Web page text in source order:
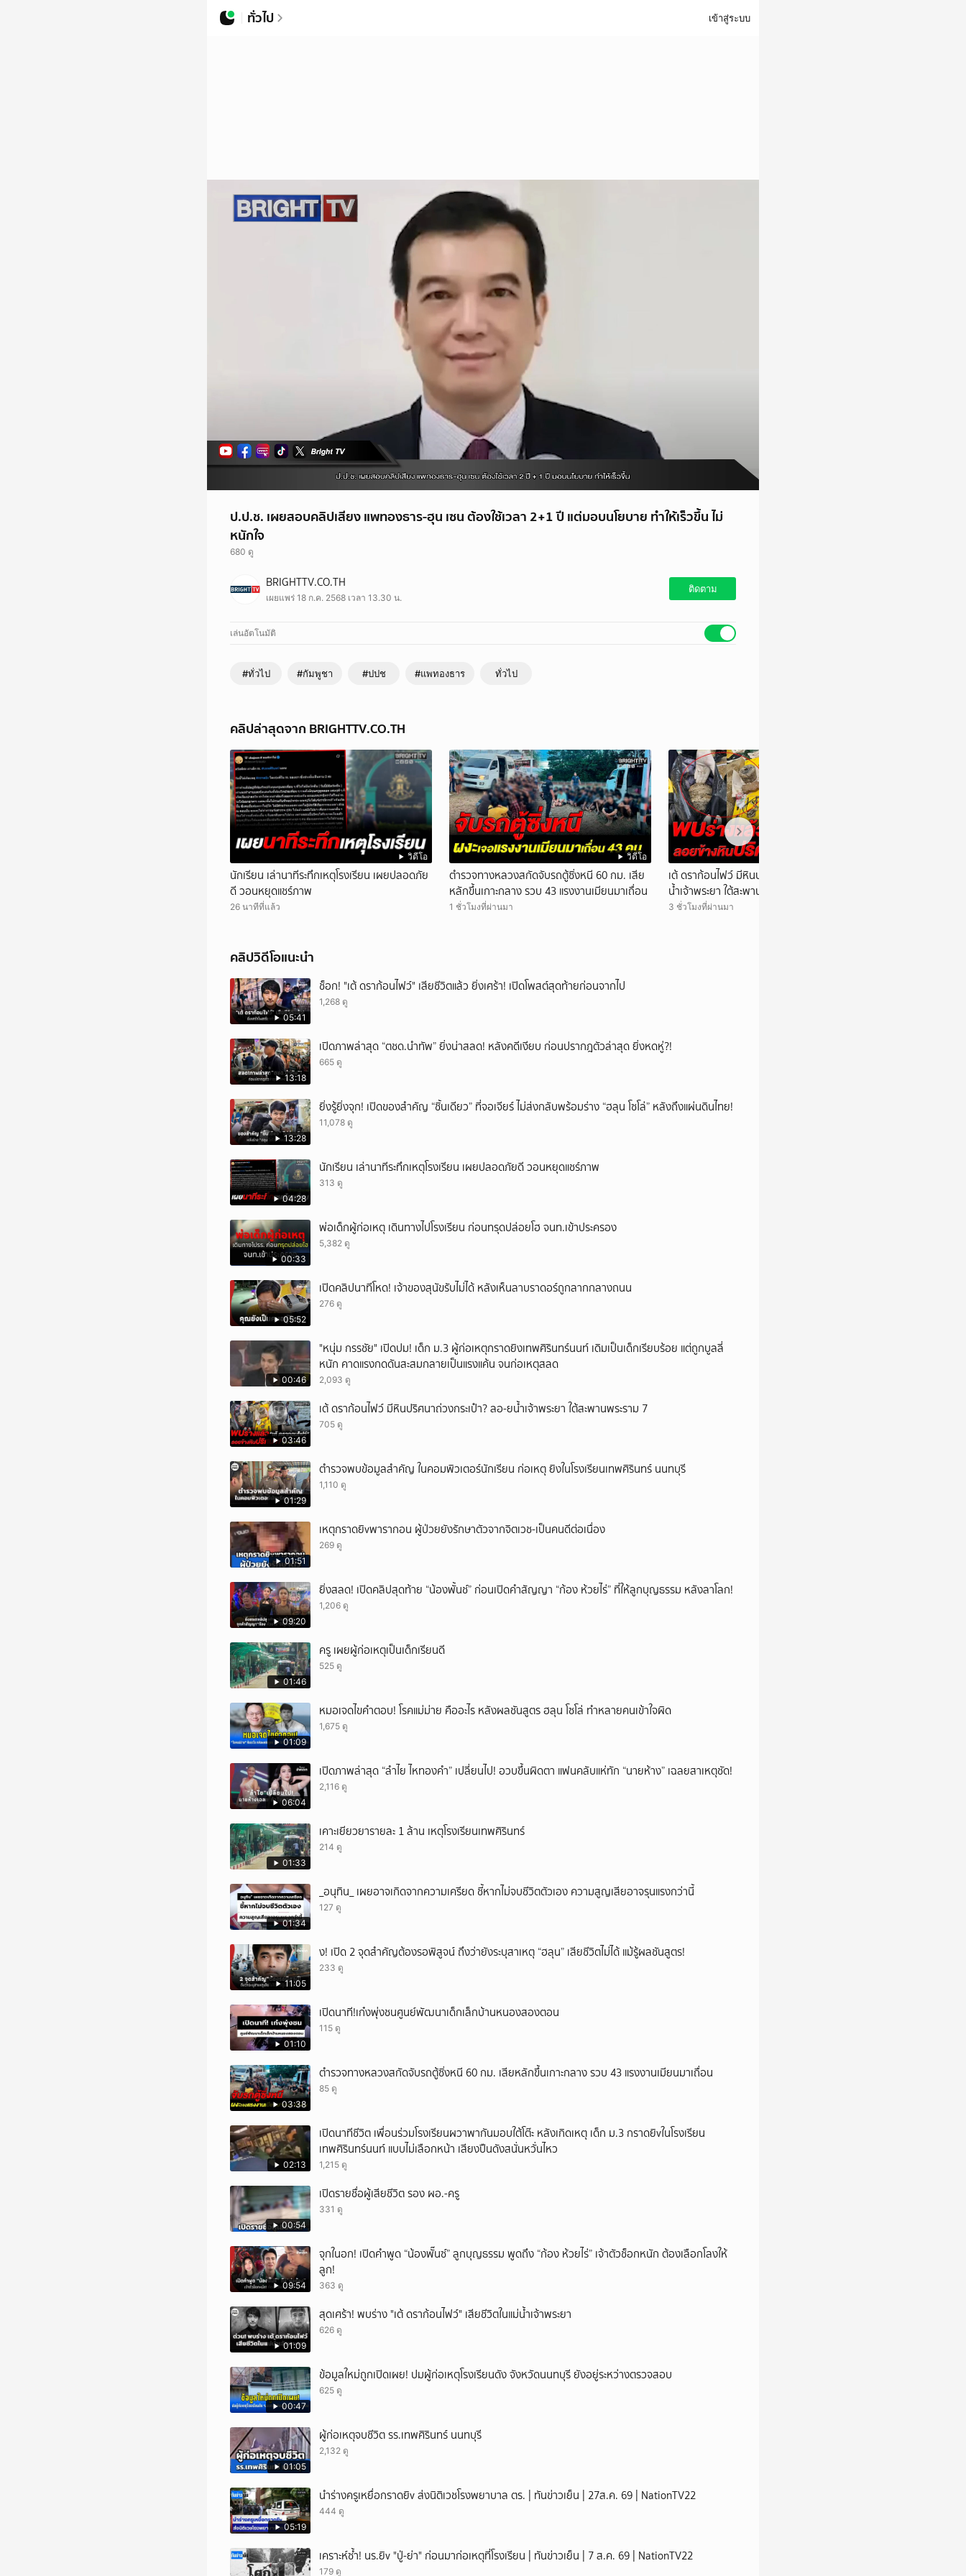
ทั่วไป เข้าสู่ระบบ
ป.ป.ช. เผยสอบคลิปเสียง แพทองธาร-ฮุน เซน ต้องใช้เวลา 2+1 ปี แต่มอบนโยบาย ทำให้เร็วขึ้น ไม่
หนักใจ
680 ดู
BRIGHTTV.CO.TH
เผยแพร่ 18 ก.ค. 2568 เวลา 13.30 น.
ติดตาม
เล่นอัตโนมัติ
#ทั่วไป #กัมพูชา #ปปช #แพทองธาร ทั่วไป
คลิปล่าสุดจาก BRIGHTTV.CO.TH
วิดีโอ
นักเรียน เล่านาทีระทึกเหตุโรงเรียน เผยปลอดภัย
ดี วอนหยุดแชร์ภาพ
26 นาทีที่แล้ว
วิดีโอ
ตำรวจทางหลวงสกัดจับรถตู้ซิ่งหนี 60 กม. เสีย
หลักขึ้นเกาะกลาง รวบ 43 แรงงานเมียนมาเถื่อน
1 ชั่วโมงที่ผ่านมา
เต้ ดราก้อนไฟว์ มีหินปริศนาถ่วงกระเป๋า? ลอ-ย
น้ำเจ้าพระยา ใต้สะพานพระราม 7
3 ชั่วโมงที่ผ่านมา
คลิปวิดีโอแนะนำ
05:41
ช็อก! "เต้ ดราก้อนไฟว์" เสียชีวิตแล้ว ยิ่งเศร้า! เปิดโพสต์สุดท้ายก่อนจากไป
1,268 ดู
13:18
เปิดภาพล่าสุด “ตชด.นำทัพ” ยิ่งน่าสลด! หลังคดีเงียบ ก่อนปรากฎตัวล่าสุด ยิ่งหดหู่?!
665 ดู
13:28
ยิ่งรู้ยิ่งจุก! เปิดของสำคัญ “ชิ้นเดียว” ที่จอเจียร์ ไม่ส่งกลับพร้อมร่าง “ฮลุน โซโล่” หลังถึงแผ่นดินไทย!
11,078 ดู
04:28
นักเรียน เล่านาทีระทึกเหตุโรงเรียน เผยปลอดภัยดี วอนหยุดแชร์ภาพ
313 ดู
00:33
พ่อเด็กผู้ก่อเหตุ เดินทางไปโรงเรียน ก่อนทรุดปล่อยโฮ จนท.เข้าประครอง
5,382 ดู
05:52
เปิดคลิปนาทีโหด! เจ้าของสุนัขรับไม่ได้ หลังเห็นลาบราดอร์ถูกลากกลางถนน
276 ดู
00:46
"หนุ่ม กรรชัย" เปิดปม! เด็ก ม.3 ผู้ก่อเหตุกราดยิงเทพศิรินทร์นนท์ เดิมเป็นเด็กเรียบร้อย แต่ถูกบูลลี่
หนัก คาดแรงกดดันสะสมกลายเป็นแรงแค้น จนก่อเหตุสลด
2,093 ดู
03:46
เต้ ดราก้อนไฟว์ มีหินปริศนาถ่วงกระเป๋า? ลอ-ยน้ำเจ้าพระยา ใต้สะพานพระราม 7
705 ดู
01:29
ตำรวจพบข้อมูลสำคัญ ในคอมพิวเตอร์นักเรียน ก่อเหตุ ยิงในโรงเรียนเทพศิรินทร์ นนทบุรี
1,110 ดู
01:51
เหตุกราดยิvพารากอน ผู้ป่วยยังรักษาตัวจากจิตเวช-เป็นคนดีต่อเนื่อง
269 ดู
09:20
ยิ่งสลด! เปิดคลิปสุดท้าย “น้องพั้นช์” ก่อนเปิดคำสัญญา “ก้อง ห้วยไร่” ที่ให้ลูกบุญธรรม หลังลาโลก!
1,206 ดู
01:46
ครู เผยผู้ก่อเหตุเป็นเด็กเรียนดี
525 ดู
01:09
หมอเจดไขคำตอบ! โรคแม่ม่าย คืออะไร หลังผลชันสูตร ฮลุน โซโล่ ทำหลายคนเข้าใจผิด
1,675 ดู
06:04
เปิดภาพล่าสุด “ลำไย ไหทองคำ” เปลี่ยนไป! อวบขึ้นผิดตา แฟนคลับแห่ทัก “นายห้าง” เฉลยสาเหตุชัด!
2,116 ดู
01:33
เคาะเยียวยารายละ 1 ล้าน เหตุโรงเรียนเทพศิรินทร์
214 ดู
01:34
_อนุทิน_ เผยอาจเกิดจากความเครียด ชี้หากไม่จบชีวิตตัวเอง ความสูญเสียอาจรุนแรงกว่านี้
127 ดู
11:05
ึ้ง! เปิด 2 จุดสำคัญต้องรอพิสูจน์ ถึงว่ายังระบุสาเหตุ “ฮลุน” เสียชีวิตไม่ได้ แม้รู้ผลชันสูตร!
233 ดู
01:10
เปิดนาที!เก๋งพุ่งชนศูนย์พัฒนาเด็กเล็กบ้านหนองสองตอน
115 ดู
03:38
ตำรวจทางหลวงสกัดจับรถตู้ซิ่งหนี 60 กม. เสียหลักขึ้นเกาะกลาง รวบ 43 แรงงานเมียนมาเถื่อน
85 ดู
02:13
เปิดนาทีชีวิต เพื่อนร่วมโรงเรียนผวาพากันมอบใต้โต๊ะ หลังเกิดเหตุ เด็ก ม.3 กราดยิvในโรงเรียน
เทพศิรินทร์นนท์ แบบไม่เลือกหน้า เสียงปืนดังสนั่นหวั่นไหว
1,215 ดู
00:54
เปิดรายชื่อผู้เสียชีวิต รอง ผอ.-ครู
331 ดู
09:54
จุกในอก! เปิดคำพูด “น้องพั๊นซ์” ลูกบุญธรรม พูดถึง “ก้อง ห้วยไร่” เจ้าตัวช็อกหนัก ต้องเลือกโลงให้
ลูก!
363 ดู
01:09
สุดเศร้า! พบร่าง "เต้ ดราก้อนไฟว์" เสียชีวิตในแม่น้ำเจ้าพระยา
626 ดู
00:47
ข้อมูลใหม่ถูกเปิดเผย! ปมผู้ก่อเหตุโรงเรียนดัง จังหวัดนนทบุรี ยังอยู่ระหว่างตรวจสอบ
625 ดู
01:05
ผู้ก่อเหตุจบชีวิต รร.เทพศิรินทร์ นนทบุรี
2,132 ดู
05:19
นำร่างครูเหยื่อกราดยิv ส่งนิติเวชโรงพยาบาล ตร. | ทันข่าวเย็น | 27ส.ค. 69 | NationTV22
444 ดู
เคราะห์ซ้ำ! นร.ยิv "ปู่-ย่า" ก่อนมาก่อเหตุที่โรงเรียน | ทันข่าวเย็น | 7 ส.ค. 69 | NationTV22
179 ดู